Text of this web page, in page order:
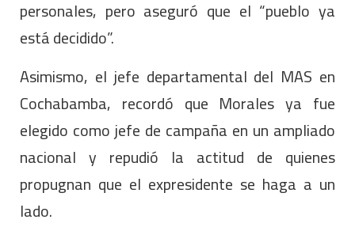
personales, pero aseguró que el “pueblo ya
está decidido”.
Asimismo, el jefe departamental del MAS en
Cochabamba, recordó que Morales ya fue
elegido como jefe de campaña en un ampliado
nacional y repudió la actitud de quienes
propugnan que el expresidente se haga a un
lado.